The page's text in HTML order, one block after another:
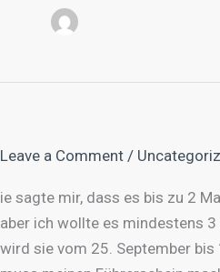
Leave a Comment /
ie sagte mir, dass es bis zu 2
aber ich wollte es mindestens
wird sie vom 25. September bis